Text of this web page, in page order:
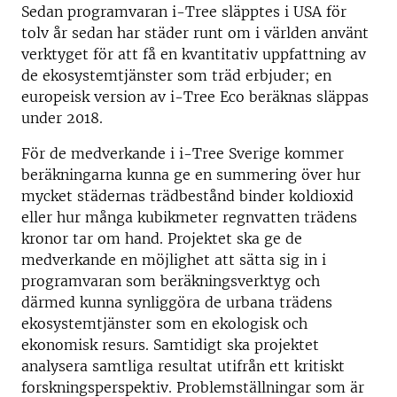
Sedan programvaran i-Tree släpptes i USA för
tolv år sedan har städer runt om i världen använt
verktyget för att få en kvantitativ uppfattning av
de ekosystemtjänster som träd erbjuder; en
europeisk version av i-Tree Eco beräknas släppas
under 2018.
För de medverkande i i-Tree Sverige kommer
beräkningarna kunna ge en summering över hur
mycket städernas trädbestånd binder koldioxid
eller hur många kubikmeter regnvatten trädens
kronor tar om hand. Projektet ska ge de
medverkande en möjlighet att sätta sig in i
programvaran som beräkningsverktyg och
därmed kunna synliggöra de urbana trädens
ekosystemtjänster som en ekologisk och
ekonomisk resurs. Samtidigt ska projektet
analysera samtliga resultat utifrån ett kritiskt
forskningsperspektiv. Problemställningar som är